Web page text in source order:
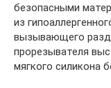
безопасными
из
вызывающего
прорезывателя
мягкого силикона